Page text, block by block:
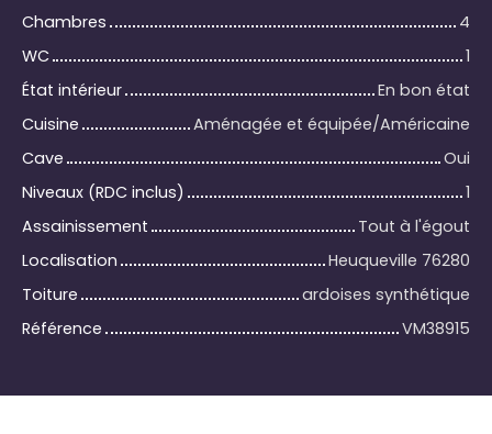
Chambres
4
WC
1
État intérieur
En bon état
Cuisine
Aménagée et équipée/Américaine
Cave
Oui
Niveaux (RDC inclus)
1
Assainissement
Tout à l'égout
Localisation
Heuqueville 76280
Toiture
ardoises synthétique
Référence
VM38915